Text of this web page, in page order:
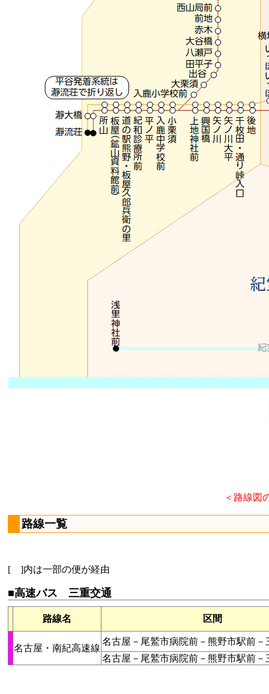
＜路線図
路線一覧
[ ]内は一部の便が経由
■高速バス 三重交通
路線名 区間
名古屋・南紀高速線
名古屋－尾鷲市病院前－熊野市駅前－
名古屋－尾鷲市病院前－熊野市駅前－